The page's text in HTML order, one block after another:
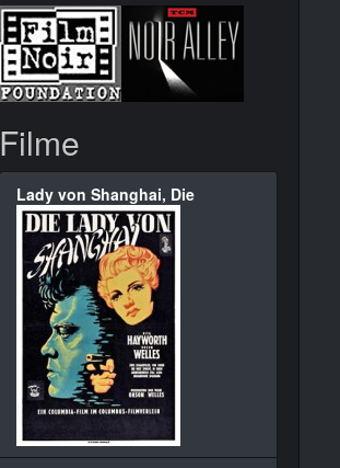
Filme
Lady von Shanghai, Die